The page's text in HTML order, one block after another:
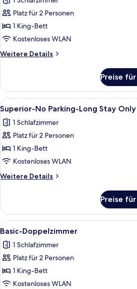
Only
für
Basic-
Zimmer
anzeigen
Platz für 2 Personen
1 King-Bett
Kostenloses WLAN
Weitere Details
Weitere
Zimmer
Preise
Alle
Fotos
für
Superior-
No
Parking-
Long
Stay
anzeigen
1
11
Superior-No Parking-Long Stay Only
1 Schlafzimmer
Platz für 2 Personen
1 King-Bett
Kostenloses WLAN
Weitere Details
Weitere
No
Parking-
Long
Only
Preise
Alle
Fotos
für
Basic-
Doppelzimmer
anzeigen
1
11
Basic-Doppelzimmer
1 Schlafzimmer
Platz für 2 Personen
1 King-Bett
Kostenloses WLAN